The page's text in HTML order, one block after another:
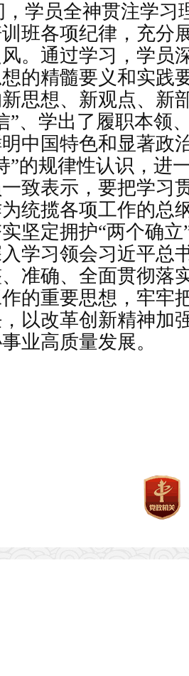
，学员全神贯注学习
班各项纪律，充分
。通过学习，学员
的精髓要义和实践
思想、新观点、新
”、学出了履职本领
中国特色和显著政
”的规律性认识，进
致表示，要把学习
统揽各项工作的总
坚定拥护“两个确
学习领会习近平总
准确、全面贯彻落
的重要思想，牢牢
以改革创新精神加
业高质量发展。